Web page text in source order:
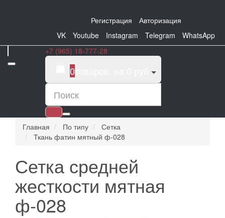
Регистрация
Авторизация
VK
Youtube Instagram Telegram
WhatsApp
+7 (965) 18-777-28
0
Главная По типу
Сетка
Ткань фатин мятный ф-028
Сетка средней
жесткости мятная
ф-028